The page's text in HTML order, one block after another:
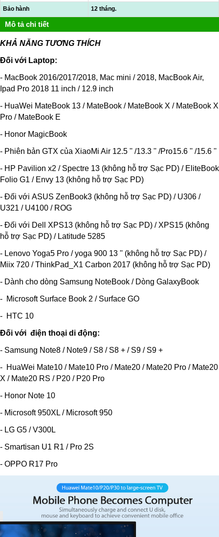
Bảo hành 12 tháng.
Mô tả chi tiết
KHẢ NĂNG TƯƠNG THÍCH
Đối với Laptop:
- MacBook 2016/2017/2018, Mac mini / 2018, MacBook Air,
Ipad Pro 2018 11 inch / 12.9 inch
- HuaWei MateBook 13 / MateBook / MateBook X / MateBook X
Pro / MateBook E
- Honor MagicBook
- Phiên bản GTX của XiaoMi Air 12.5 '' /13.3 '' /Pro15.6 '' /15.6 ''
- HP Pavilion x2 / Spectre 13 (không hỗ trợ Sạc PD) / EliteBook
Folio G1 / Envy 13 (không hỗ trợ Sạc PD)
- Đối với ASUS ZenBook3 (không hỗ trợ Sạc PD) / U306 /
U321 / U4100 / ROG
- Đối với Dell XPS13 (không hỗ trợ Sạc PD) / XPS15 (không
hỗ trợ Sạc PD) / Latitude 5285
- Lenovo Yoga5 Pro / yoga 900 13 '' (không hỗ trợ Sạc PD) /
Miix 720 / ThinkPad_X1 Carbon 2017 (không hỗ trợ Sạc PD)
- Dành cho dòng Samsung NoteBook / Dòng GalaxyBook
- Microsoft Surface Book 2 / Surface GO
- HTC 10
Đối với điện thoại di động:
- Samsung Note8 / Note9 / S8 / S8 + / S9 / S9 +
- HuaWei Mate10 / Mate10 Pro / Mate20 / Mate20 Pro / Mate20
X / Mate20 RS / P20 / P20 Pro
- Honor Note 10
- Microsoft 950XL / Microsoft 950
- LG G5 / V300L
- Smartisan U1 R1 / Pro 2S
- OPPO R17 Pro